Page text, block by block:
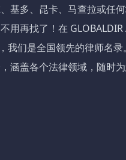
基多、昆卡、马查拉或任
用再找了！在 GLOBALDIR
我们是全国领先的律师名
涵盖各个法律领域，随时